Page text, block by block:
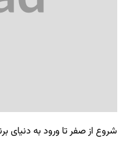
شروع از صفر تا ورود به دنیای